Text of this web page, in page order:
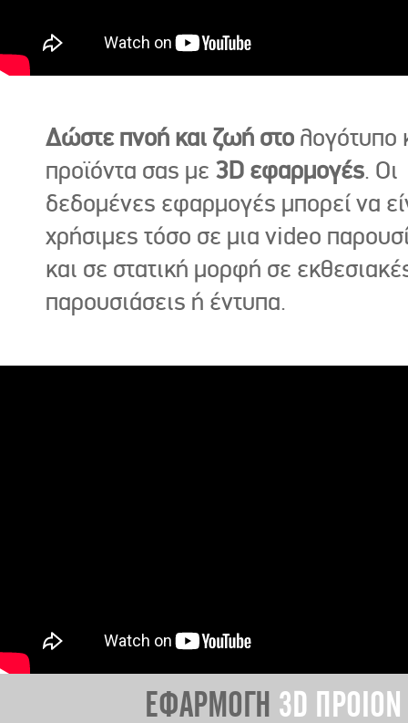
Δώστε πνοή και ζωή στο λογότυπο
προϊόντα σας με 3D εφαρμογές. Οι
δεδομένες εφαρμογές μπορεί να
χρήσιμες τόσο σε μια video
και σε στατική μορφή σε
παρουσιάσεις ή έντυπα.
ΕΦΑΡΜΟΓΗ 3D ΠΡΟΙΟΝ